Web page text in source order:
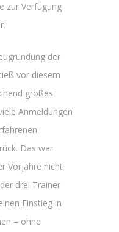
zur Verfügung
der
vor diesem
großes
Anmeldungen
Das war
Vorjahre nicht
drei Trainer
Einstieg in
– ohne